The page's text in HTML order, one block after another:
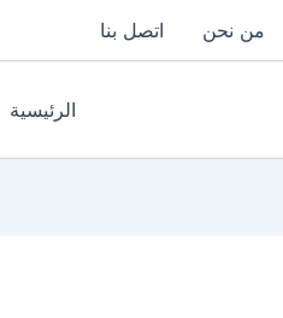
من نحن اتصل بنا
الرئيسية